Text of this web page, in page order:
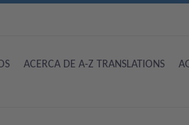
ACERCA DE A-Z TRANSLATIONS